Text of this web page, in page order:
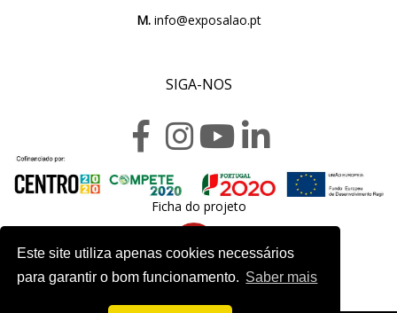
Este site utiliza apenas cookies necessários
para garantir o bom funcionamento. Saber mais
M.info@exposalao.pt
SIGA-NOS
Ficha do projeto